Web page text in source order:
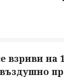
взриви на